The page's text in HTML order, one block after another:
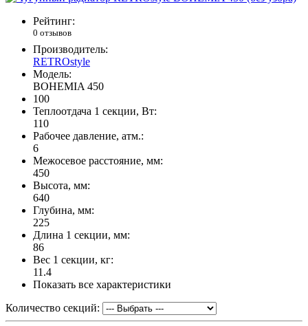
Рейтинг:
0 отзывов
Производитель:
RETROstyle
Модель:
BOHEMIA 450
100
Теплоотдача 1 секции, Вт:
110
Рабочее давление, атм.:
6
Межосевое расстояние, мм:
450
Высота, мм:
640
Глубина, мм:
225
Длина 1 секции, мм:
86
Вес 1 секции, кг:
11.4
Показать все характеристики
Количество секций: